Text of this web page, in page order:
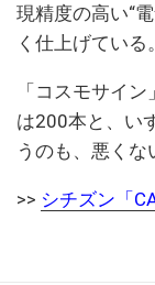
現精度の高い“
く仕上げている。
「コスモサイ
は200本と、い
うのも、悪くな
>> シチズン「